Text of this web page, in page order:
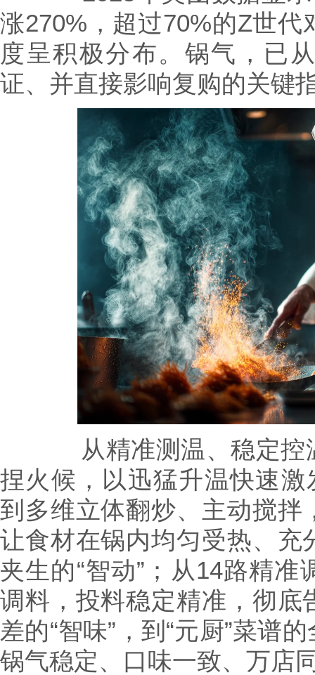
涨270%，超过70%的Z世
度呈积极分布。锅气，已
证、并直接影响复购的关键
从精准测温、稳定控温
捏火候，以迅猛升温快速激
到多维立体翻炒、主动搅
让食材在锅内均匀受热、充
夹生的“智动”；从14路精
调料，投料稳定精准，彻底
差的“智味”，到“元厨”菜谱
锅气稳定、口味一致、万店